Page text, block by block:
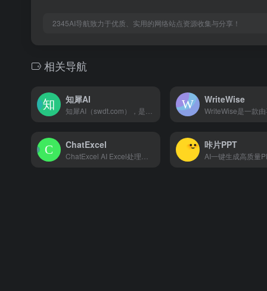
2345AI导航致力于优质、实用的网络站点资源收集与分享！
相关导航
知犀AI WriteWise
ChatExcel 咔片PPT